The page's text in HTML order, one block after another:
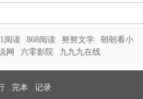
阅读 868阅读 努努文学
朝朝看小
网 六零影院 九九九在线
完本
记录